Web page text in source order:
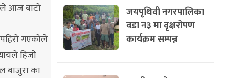
आज बाटाे
गएकाेले
हिजाे
बाजुरा का
जयपृथिवी नगरपालिका
वडा न३ मा वृक्षरोपण
कार्यक्रम सम्पन्न